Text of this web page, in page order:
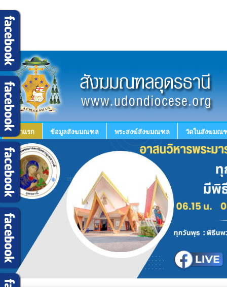
หน้าแรก ข้อมูลสังฆมณฑล พระสงฆ์สังฆมณฑล วัดในสังฆมณ